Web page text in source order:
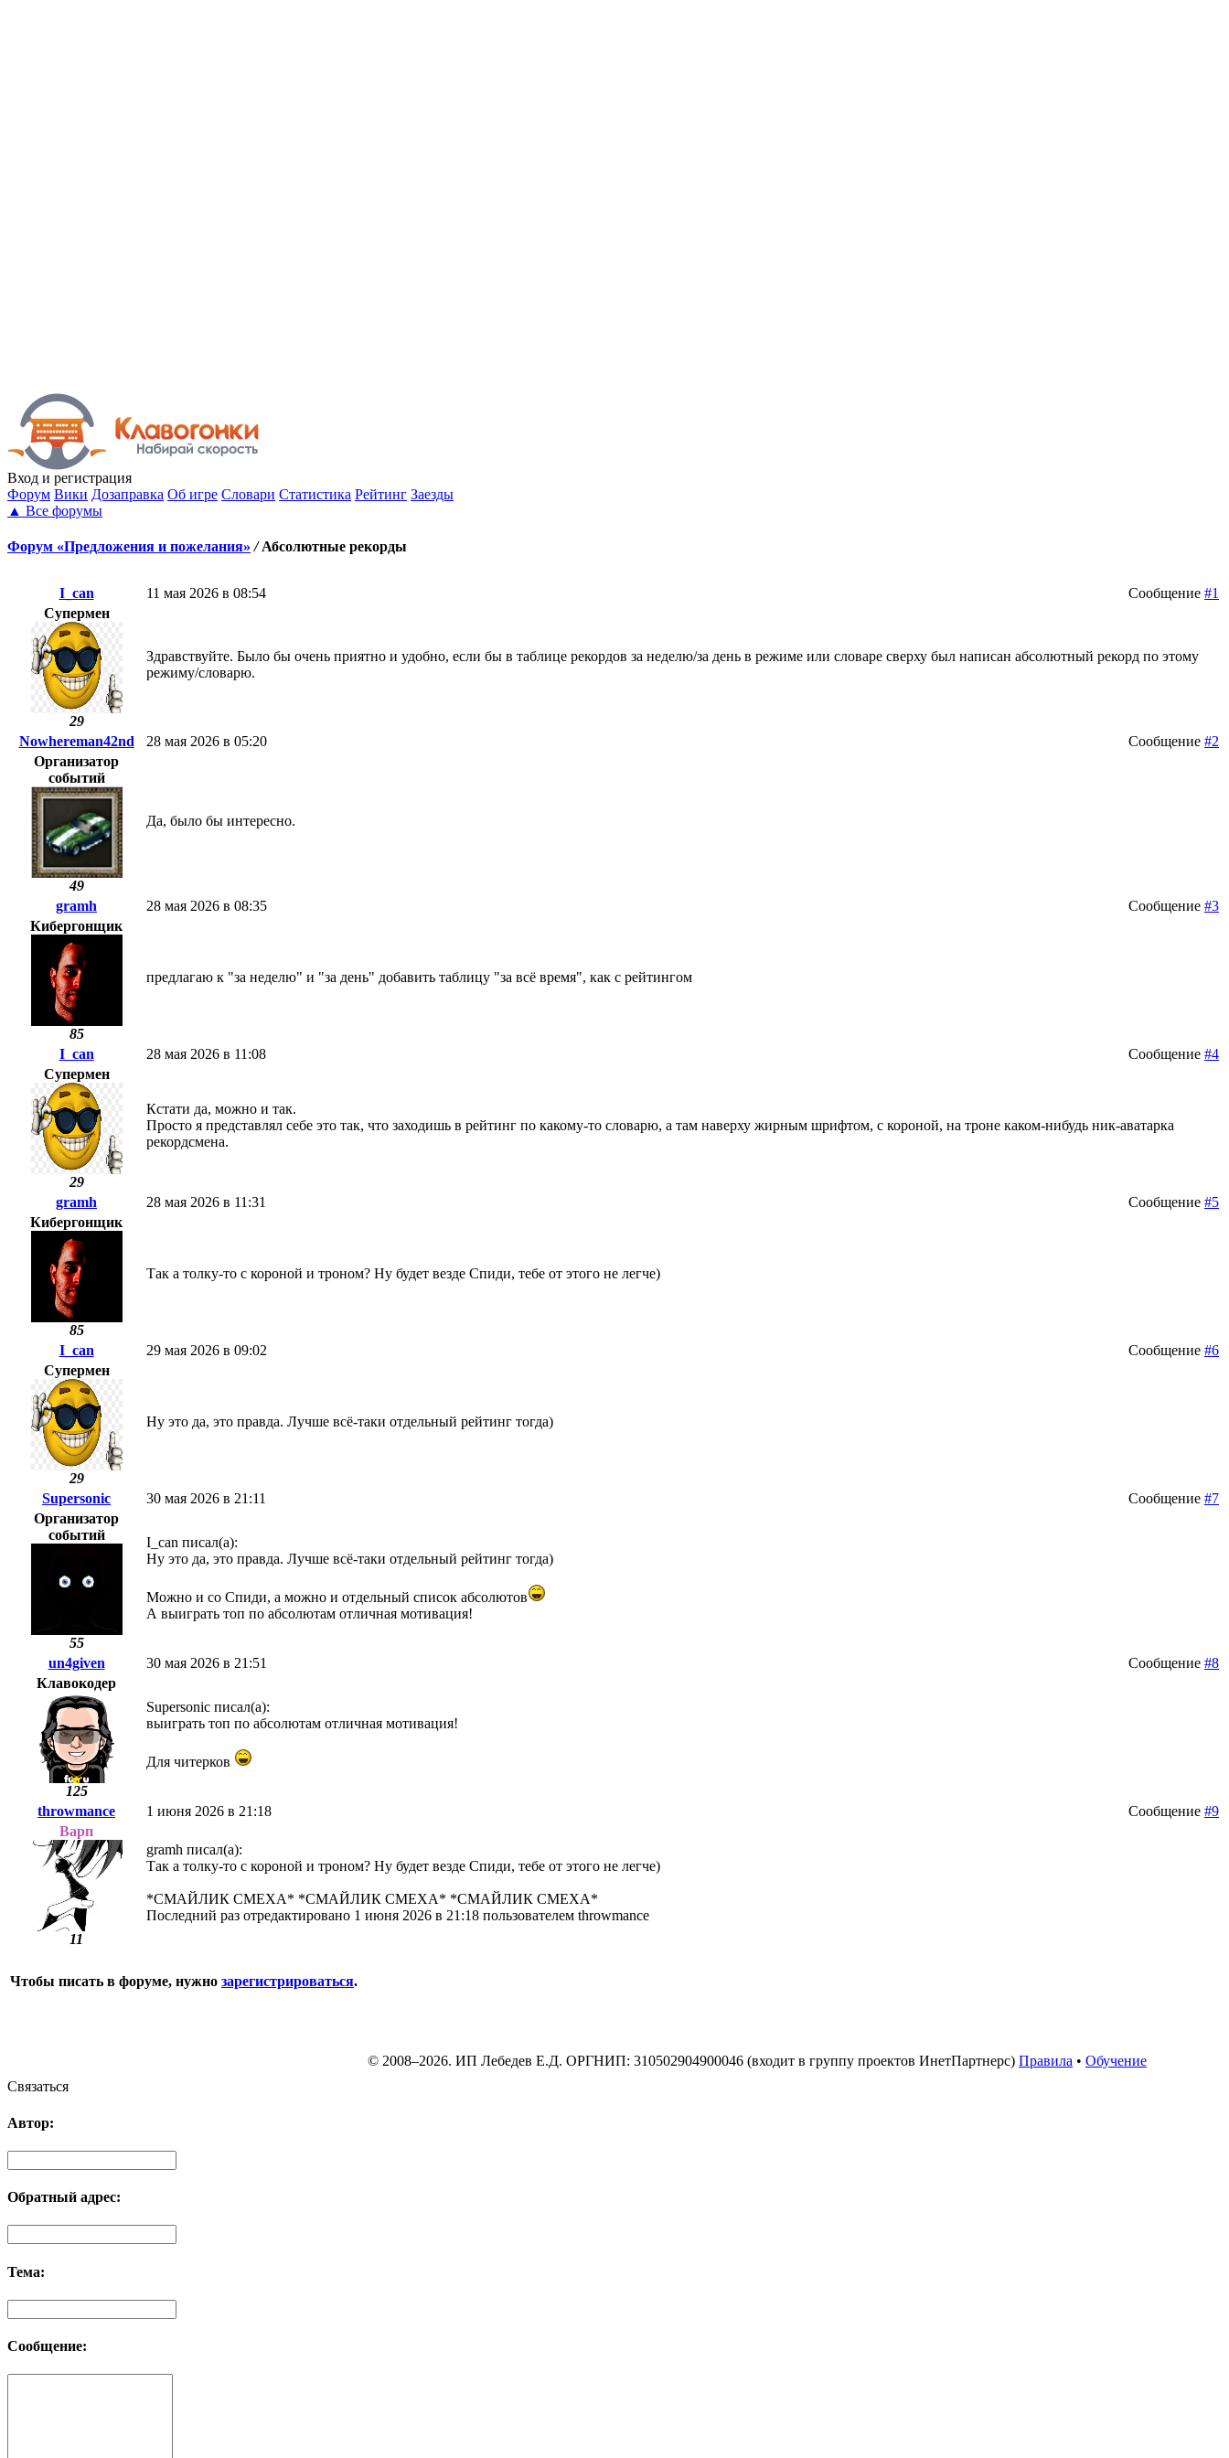
Вход и регистрация
Форум Вики Дозаправка Об игре Словари Статистика Рейтинг Заезды
▲ Все форумы
Форум «Предложения и пожелания» / Абсолютные рекорды
I_can Сообщение #1
11 мая 2026 в 08:54
Супермен
29
Здравствуйте. Было бы очень приятно и удобно, если бы в таблице рекордов за неделю/за день в режиме или словаре сверху был написан абсолютный рекорд по этому
режиму/cловарю.
Nowhereman42nd Сообщение #2
28 мая 2026 в 05:20
Организатор
событий
49
Да, было бы интересно.
gramh Сообщение #3
28 мая 2026 в 08:35
Кибергонщик
85
предлагаю к "за неделю" и "за день" добавить таблицу "за всё время", как с рейтингом
I_can Сообщение #4
28 мая 2026 в 11:08
Супермен
29
Кстати да, можно и так.
Просто я представлял себе это так, что заходишь в рейтинг по какому-то словарю, а там наверху жирным шрифтом, с короной, на троне каком-нибудь ник-аватарка
рекордсмена.
gramh Сообщение #5
28 мая 2026 в 11:31
Кибергонщик
85
Так а толку-то с короной и троном? Ну будет везде Спиди, тебе от этого не легче)
I_can Сообщение #6
29 мая 2026 в 09:02
Супермен
29
Ну это да, это правда. Лучше всё-таки отдельный рейтинг тогда)
Supersonic Сообщение #7
30 мая 2026 в 21:11
Организатор
событий
55
I_can писал(а):
Ну это да, это правда. Лучше всё-таки отдельный рейтинг тогда)
Можно и со Спиди, а можно и отдельный список абсолютов
А выиграть топ по абсолютам отличная мотивация!
un4given Сообщение #8
30 мая 2026 в 21:51
Клавокодер
125
Supersonic писал(а):
выиграть топ по абсолютам отличная мотивация!
Для читерков
throwmance Сообщение #9
1 июня 2026 в 21:18
Варп
11
gramh писал(а):
Так а толку-то с короной и троном? Ну будет везде Спиди, тебе от этого не легче)
*СМАЙЛИК СМЕХА* *СМАЙЛИК СМЕХА* *СМАЙЛИК СМЕХА*
Последний раз отредактировано 1 июня 2026 в 21:18 пользователем throwmance
Чтобы писать в форуме, нужно зарегистрироваться.
© 2008–2026. ИП Лебедев Е.Д. ОРГНИП: 310502904900046 (входит в группу проектов ИнетПартнерс) Правила • Обучение
Связаться
Автор:
Обратный адрес:
Тема:
Сообщение: